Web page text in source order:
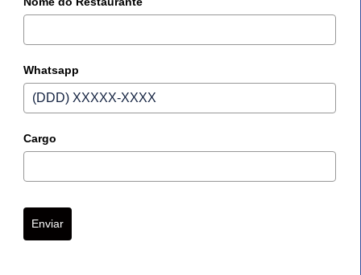
Whatsapp
Cargo
Enviar